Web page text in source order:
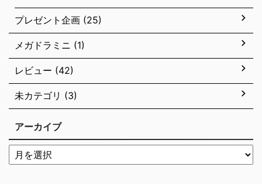
プレゼント企画 (25)
メガドラミニ (1)
レビュー (42)
未カテゴリ (3)
アーカイブ